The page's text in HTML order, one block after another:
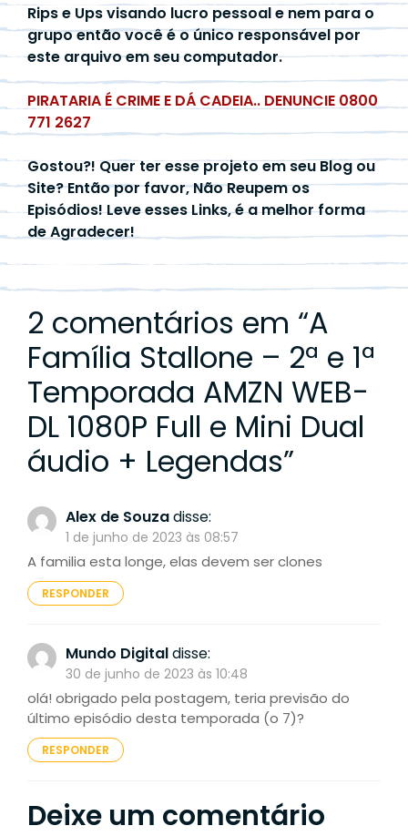
Rips e Ups visando lucro pessoal e nem para o
grupo então você é o único responsável por
este arquivo em seu computador.
PIRATARIA É CRIME E DÁ CADEIA.. DENUNCIE 0800
771 2627
Gostou?! Quer ter esse projeto em seu Blog ou
Site? Então por favor, Não Reupem os
Episódios! Leve esses Links, é a melhor forma
de Agradecer!
2 comentários em “A
Família Stallone – 2ª e 1ª
Temporada AMZN WEB-
DL 1080P Full e Mini Dual
áudio + Legendas”
Alex de Souzadisse:
1 de junho de 2023 às 08:57
A familia esta longe, elas devem ser clones
RESPONDER
Mundo Digitaldisse:
30 de junho de 2023 às 10:48
olá! obrigado pela postagem, teria previsão do
último episódio desta temporada (o 7)?
RESPONDER
Deixe um comentário